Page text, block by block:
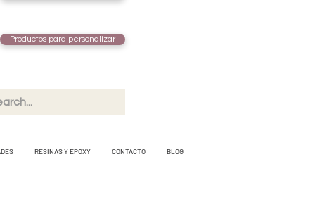
Productos para personalizar
RESINAS Y EPOXY CONTACTO BLOG